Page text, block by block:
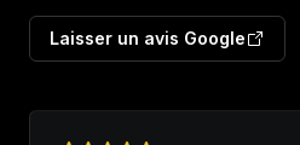
Laisser un avis Google